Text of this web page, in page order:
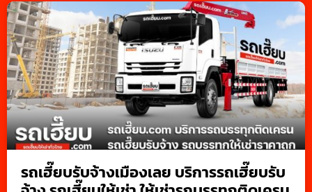
รถเฮี๊ยบรับจ้างเมืองเลย บริการรถเฮี๊ยบรับ